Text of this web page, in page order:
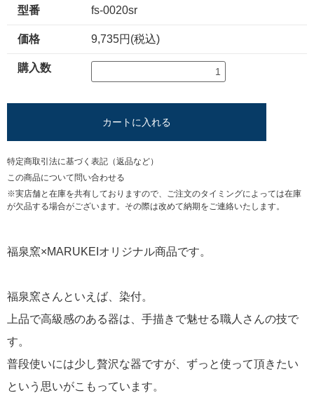
型番 fs-0020sr
価格 9,735円(税込)
購入数
カートに入れる
特定商取引法に基づく表記（返品など）
この商品について問い合わせる
※実店舗と在庫を共有しておりますので、ご注文のタイミングによっては在庫
が欠品する場合がございます。その際は改めて納期をご連絡いたします。
福泉窯×MARUKEIオリジナル商品です。
福泉窯さんといえば、染付。
上品で高級感のある器は、手描きで魅せる職人さんの技で
す。
普段使いには少し贅沢な器ですが、ずっと使って頂きたい
という思いがこもっています。